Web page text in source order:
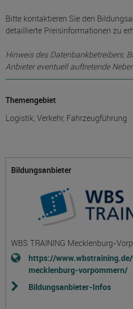
Bitte kontaktieren Sie den
detaillierte Preisinformationen zu
Hinweis des Datenbankbetreibers:
Anbieter eventuell auftretende
Themengebiet
Logistik, Verkehr, Fahrzeugführung
Bildungsanbieter
WBS TRAINING Mecklenburg-
https://
mecklenburg-vorpommern/
Bildungsanbieter-Infos